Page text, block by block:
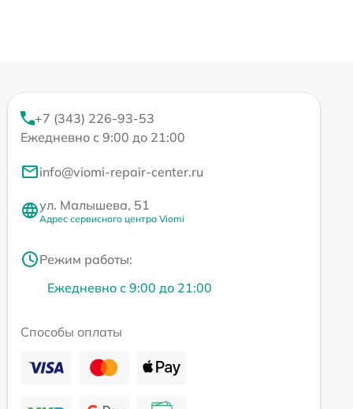
+7 (343) 226-93-53
Ежедневно с 9:00 до 21:00
info@viomi-repair-center.ru
ул. Малышева, 51
Адрес сервисного центра Viomi
Режим работы:
Ежедневно с 9:00 до 21:00
Способы оплаты